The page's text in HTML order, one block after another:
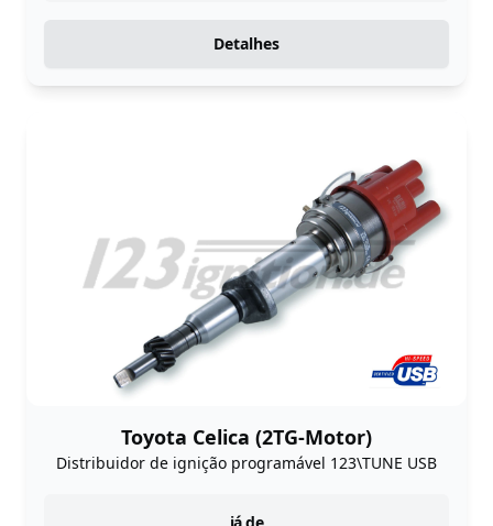
Detalhes
Toyota Celica (2TG-Motor)
Distribuidor de ignição programável 123\TUNE USB
já de